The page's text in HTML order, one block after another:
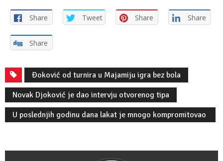
Share Tweet Share Share
Share
Đoković od turnira u Majamiju igra bez bola
Novak Djoković je dao intervju otvorenog tipa
U poslednjih godinu dana lakat je mnogo kompromitovao